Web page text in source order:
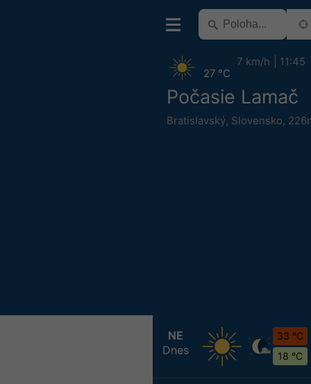
Počasie Lamač
Bratislavský, Slovensko,
27 °C
7 km/h 11:45
NE
Dnes
33 °C
18 °C